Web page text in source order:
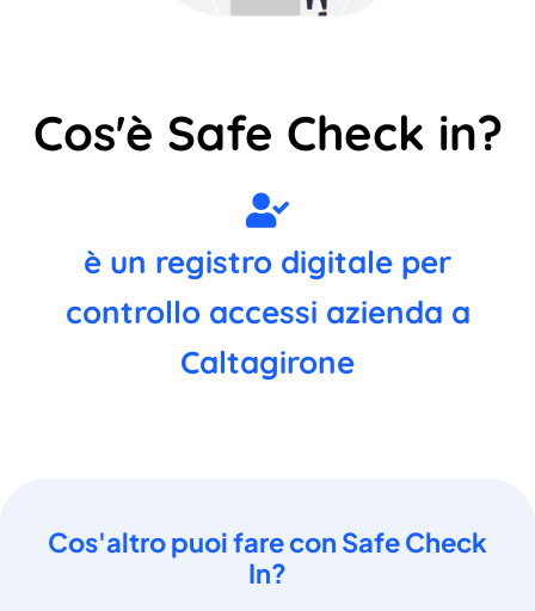
Cos'è Safe Check in?
è un registro digitale per
controllo accessi azienda a
Caltagirone
Cos'altro puoi fare con Safe Check
In?